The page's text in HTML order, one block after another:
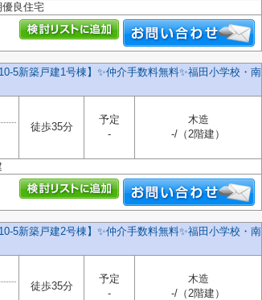
良住宅
5新築戸建1号棟】✨️仲介手数料無料✨️福田小学校・南
徒歩35分
予定
-
木造
-/（2階建）
5新築戸建2号棟】✨️仲介手数料無料✨️福田小学校・南
徒歩35分
予定
-
木造
-/（2階建）